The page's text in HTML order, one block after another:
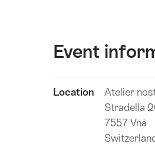
Event
Location
Atelier
Stradella
7557 Vnà